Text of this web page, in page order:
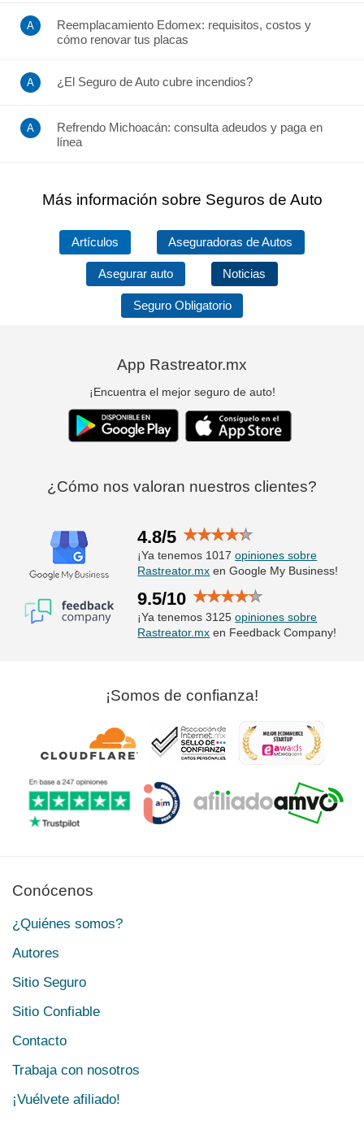
Reemplacamiento Edomex: requisitos, costos y
cómo renovar tus placas
¿El Seguro de Auto cubre incendios?
Refrendo Michoacán: consulta adeudos y paga en
línea
Más información sobre Seguros de Auto
Artículos Aseguradoras de Autos
Asegurar auto Noticias
Seguro Obligatorio
App Rastreator.mx
¡Encuentra el mejor seguro de auto!
¿Cómo nos valoran nuestros clientes?
4.8/5
¡Ya tenemos 1017opiniones sobre
Rastreator.mx en Google My Business!
9.5/10
¡Ya tenemos 3125opiniones sobre
Rastreator.mx en Feedback Company!
¡Somos de confianza!
Conócenos
¿Quiénes somos?
Autores
Sitio Seguro
Sitio Confiable
Contacto
Trabaja con nosotros
¡Vuélvete afiliado!